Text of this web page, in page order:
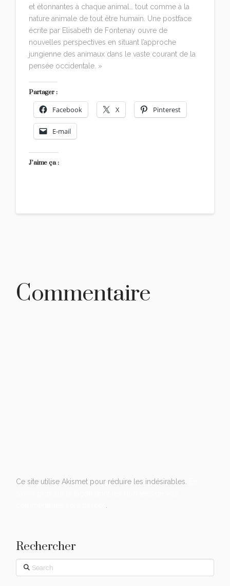
et étonnantes à chaque animal… tout comme à la
nature animale de tout être humain. Une postface
écrite par Elisabeth de Fontenay ouvre de
nouvelles perspectives en situant l’approche
jungienne des animaux dans le vaste courant de la
pensée occidentale. »
Partager :
Facebook X Pinterest
E-mail
J’aime ça :
Commentaire
Ce site utilise Akismet pour réduire les indésirables.
.
Rechercher
Search